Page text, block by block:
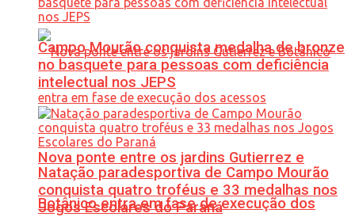
Nova ponte entre os jardins Gutierrez e
Botânico entra em fase de execução dos
Campo Mourão conquista medalha de bronze
no basquete para pessoas com deficiência
intelectual nos JEPS
Natação paradesportiva de Campo Mourão
conquista quatro troféus e 33 medalhas nos
Jogos Escolares do Paraná